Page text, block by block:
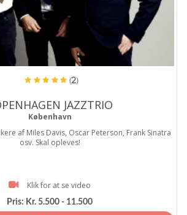
(2)
JAZZTRIO
København
af Miles Davis, Oscar Peterson, Frank Sinatra
osv. Skal opleves!
Klik for at se video
Pris: Kr. 5.500 - 11.500